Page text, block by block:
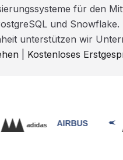
für den
und
unterstützen wir
Kostenloses